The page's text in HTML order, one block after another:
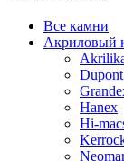
Все камни
Акриловый
Hanex
Hi-